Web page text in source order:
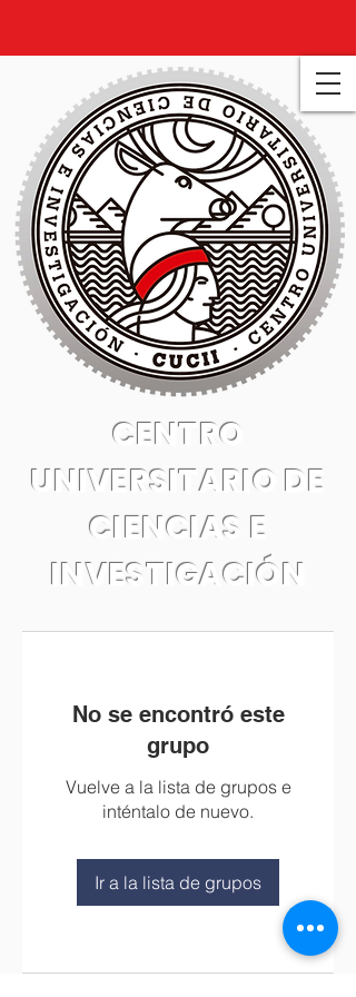
CENTRO
UNIVERSITARIO DE
CIENCIAS E
INVESTIGACIÓN
No se encontró este
grupo
Vuelve a la lista de grupos e
inténtalo de nuevo.
Ir a la lista de grupos